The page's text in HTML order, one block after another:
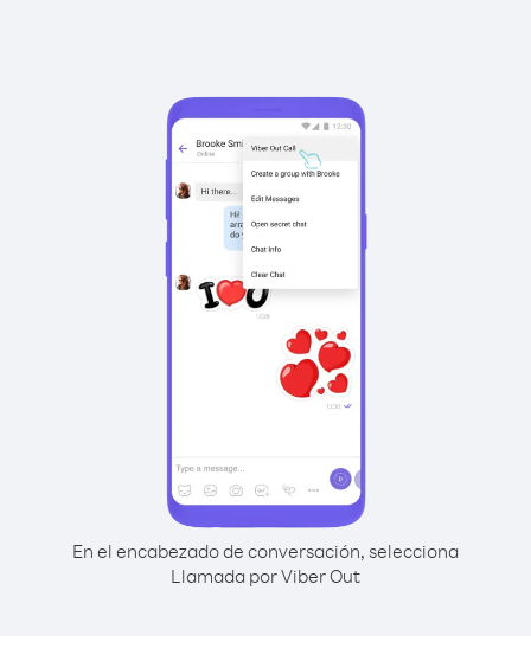
En el encabezado de conversación, selecciona
Llamada por Viber Out